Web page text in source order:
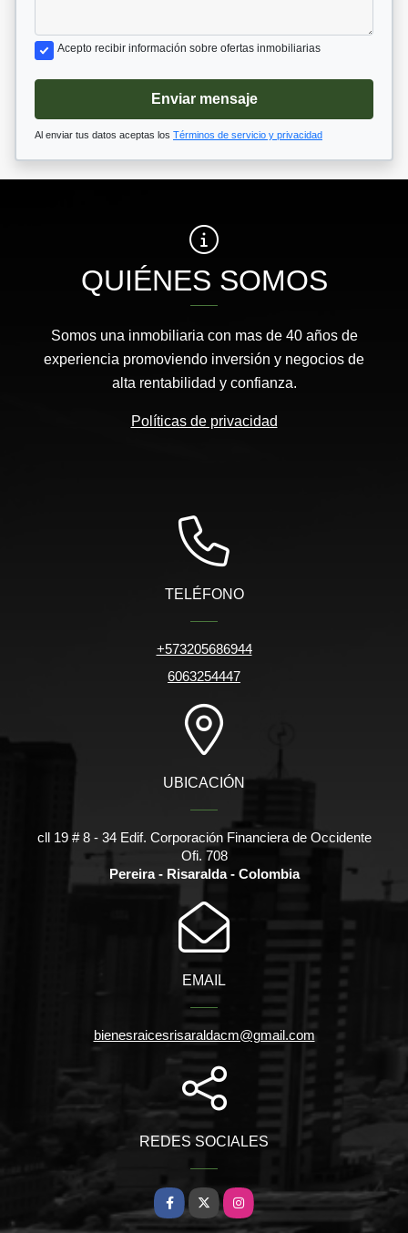
Acepto recibir información sobre ofertas inmobiliarias
Enviar mensaje
Al enviar tus datos aceptas los Términos de servicio y privacidad
QUIÉNES SOMOS
Somos una inmobiliaria con mas de 40 años de
experiencia promoviendo inversión y negocios de
alta rentabilidad y confianza.
Políticas de privacidad
TELÉFONO
+573205686944
6063254447
UBICACIÓN
cll 19 # 8 - 34 Edif. Corporación Financiera de Occidente
Ofi. 708
Pereira - Risaralda - Colombia
EMAIL
bienesraicesrisaraldacm@gmail.com
REDES SOCIALES
Facebook
X Instagram